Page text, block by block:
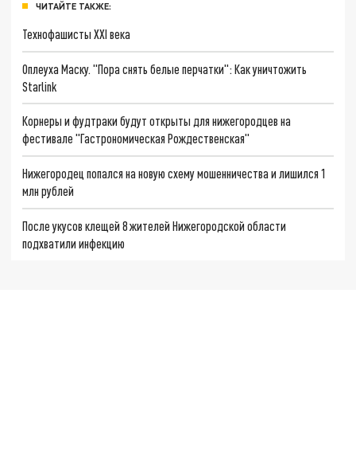
ЧИТАЙТЕ ТАКЖЕ:
Технофашисты XXI века
Оплеуха Маску. "Пора снять белые перчатки": Как уничтожить
Starlink
Корнеры и фудтраки будут открыты для нижегородцев на
фестивале "Гастрономическая Рождественская"
Нижегородец попался на новую схему мошенничества и лишился 1
млн рублей
После укусов клещей 8 жителей Нижегородской области
подхватили инфекцию